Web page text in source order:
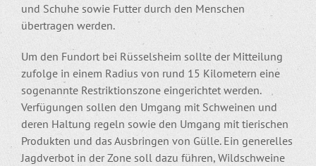
und Schuhe sowie Futter durch den Menschen
übertragen werden.
Um den Fundort bei Rüsselsheim sollte der Mitteilung
zufolge in einem Radius von rund 15 Kilometern eine
sogenannte Restriktionszone eingerichtet werden.
Verfügungen sollen den Umgang mit Schweinen und
deren Haltung regeln sowie den Umgang mit tierischen
Produkten und das Ausbringen von Gülle. Ein generelles
Jagdverbot in der Zone soll dazu führen, Wildschweine